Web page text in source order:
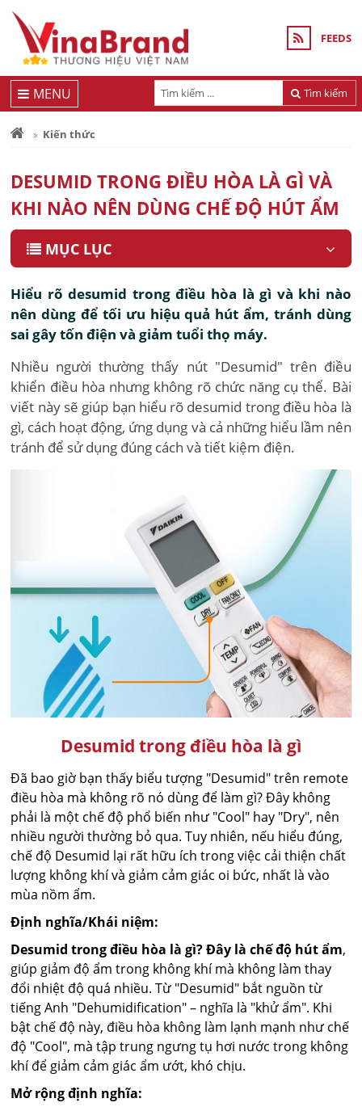
FEEDS
Tìm kiếm
MENU
Kiến thức
DESUMID TRONG ĐIỀU HÒA LÀ GÌ VÀ
KHI NÀO NÊN DÙNG CHẾ ĐỘ HÚT ẨM
MỤC LỤC
Hiểu rõ desumid trong điều hòa là gì và khi nào
nên dùng để tối ưu hiệu quả hút ẩm, tránh dùng
sai gây tốn điện và giảm tuổi thọ máy.
Nhiều người thường thấy nút "Desumid" trên điều
khiển điều hòa nhưng không rõ chức năng cụ thể. Bài
viết này sẽ giúp bạn hiểu rõ desumid trong điều hòa là
gì, cách hoạt động, ứng dụng và cả những hiểu lầm nên
tránh để sử dụng đúng cách và tiết kiệm điện.
Desumid trong điều hòa là gì
Đã bao giờ bạn thấy biểu tượng "Desumid" trên remote
điều hòa mà không rõ nó dùng để làm gì? Đây không
phải là một chế độ phổ biến như "Cool" hay "Dry", nên
nhiều người thường bỏ qua. Tuy nhiên, nếu hiểu đúng,
chế độ Desumid lại rất hữu ích trong việc cải thiện chất
lượng không khí và giảm cảm giác oi bức, nhất là vào
mùa nồm ẩm.
Định nghĩa/Khái niệm:
Desumid trong điều hòa là gì? Đây là chế độ hút ẩm,
giúp giảm độ ẩm trong không khí mà không làm thay
đổi nhiệt độ quá nhiều. Từ "Desumid" bắt nguồn từ
tiếng Anh "Dehumidification" – nghĩa là "khử ẩm". Khi
bật chế độ này, điều hòa không làm lạnh mạnh như chế
độ "Cool", mà tập trung ngưng tụ hơi nước trong không
khí để giảm cảm giác ẩm ướt, khó chịu.
Mở rộng định nghĩa: